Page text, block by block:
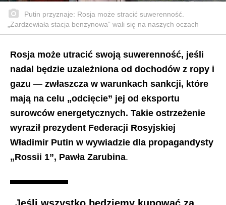
Putin przyznaje: Rosja może stracić suwerenność.
„Zardzewiała stacja benzynowa” wali się na naszych oczach
Rosja może utracić swoją suwerenność, jeśli
nadal będzie uzależniona od dochodów z ropy i
gazu — zwłaszcza w warunkach sankcji, które
mają na celu „odcięcie” jej od eksportu
surowców energetycznych. Takie ostrzeżenie
wyraził prezydent Federacji Rosyjskiej
Władimir Putin w wywiadzie dla propagandysty
„Rossii 1”, Pawła Zarubina.